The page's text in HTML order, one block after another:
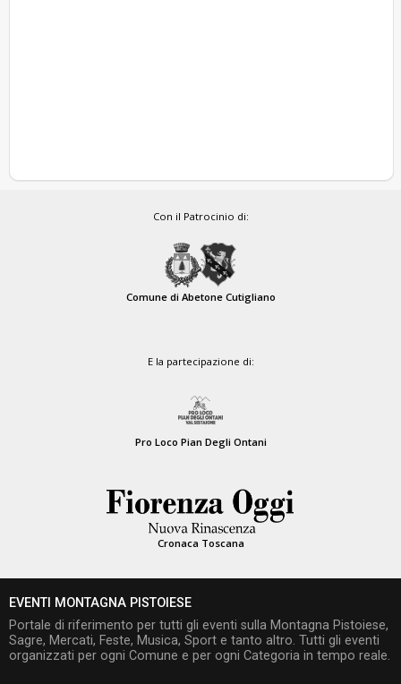
Con il Patrocinio di:
Comune di Abetone Cutigliano
E la partecipazione di:
Pro Loco Pian Degli Ontani
Cronaca Toscana
EVENTI MONTAGNA PISTOIESE
Portale di riferimento per tutti gli eventi sulla Montagna Pistoiese,
Sagre, Mercati, Feste, Musica, Sport e tanto altro. Tutti gli eventi
organizzati per ogni Comune e per ogni Categoria in tempo reale.